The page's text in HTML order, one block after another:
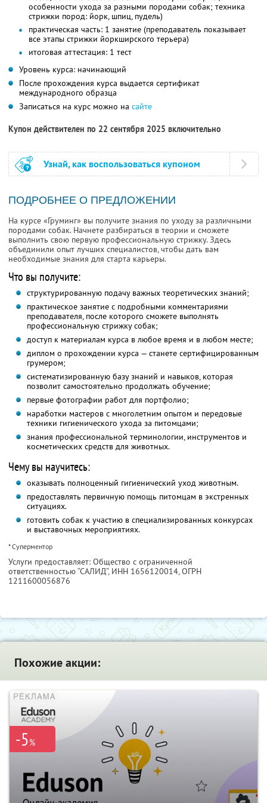
особенности ухода за разными породами собак; техника
стрижки пород: йорк, шпиц, пудель)
практическая часть: 1 занятие (преподаватель показывает
все этапы стрижки йоркширского терьера)
итоговая аттестация: 1 тест
Уровень курса: начинающий
После прохождения курса выдается сертификат
международного образца
Записаться на курс можно на сайте
Купон действителен по 22 сентября 2025 включительно
Узнай, как воспользоваться купоном
ПОДРОБНЕЕ О ПРЕДЛОЖЕНИИ
На курсе «Груминг» вы получите знания по уходу за различными
породами собак. Начнете разбираться в теории и сможете
выполнить свою первую профессиональную стрижку. Здесь
объединили опыт лучших специалистов, чтобы дать вам
необходимые знания для старта карьеры.
Что вы получите:
структурированную подачу важных теоретических знаний;
практическое занятие с подробными комментариями
преподавателя, после которого сможете выполнять
профессиональную стрижку собак;
доступ к материалам курса в любое время и в любом месте;
диплом о прохождении курса — станете сертифицированным
грумером;
систематизированную базу знаний и навыков, которая
позволит самостоятельно продолжать обучение;
первые фотографии работ для портфолио;
наработки мастеров с многолетним опытом и передовые
техники гигиенического ухода за питомцами;
знания профессиональной терминологии, инструментов и
косметических средств для животных.
Чему вы научитесь:
оказывать полноценный гигиенический уход животным.
предоставлять первичную помощь питомцам в экстренных
ситуациях.
готовить собак к участию в специализированных конкурсах
и выставочных мероприятиях.
* Суперментор
Услуги предоставляет: Общество с ограниченной
ответственностью “САЛИД”, ИНН 1656120014, ОГРН
1211600056876
Похожие акции:
-5%